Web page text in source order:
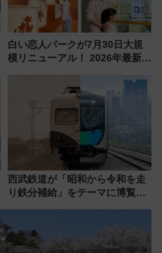
白い恋人パークが7月30日大規
模リニューアル！ 2026年最新の
と料金・アクセスを徹底解説
（札幌市）
西武鉄道が「昭和から令和を走
り鉄分補給」をテーマに博覧会
験ブースも アクセスや申込方法
を解説